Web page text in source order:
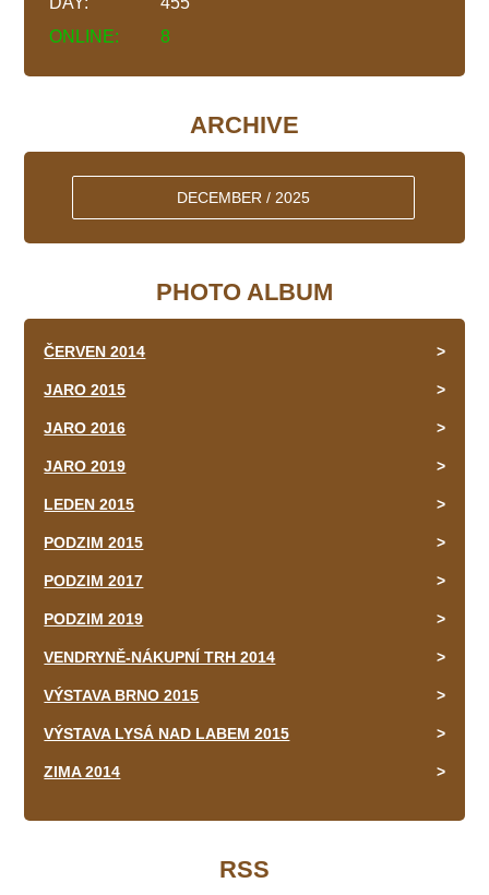
ONLINE: 8
ARCHIVE
DECEMBER / 2025
PHOTO ALBUM
ČERVEN 2014
JARO 2015
JARO 2016
JARO 2019
LEDEN 2015
PODZIM 2015
PODZIM 2017
PODZIM 2019
VENDRYNĚ-NÁKUPNÍ TRH 2014
VÝSTAVA BRNO 2015
VÝSTAVA LYSÁ NAD LABEM 2015
ZIMA 2014
RSS